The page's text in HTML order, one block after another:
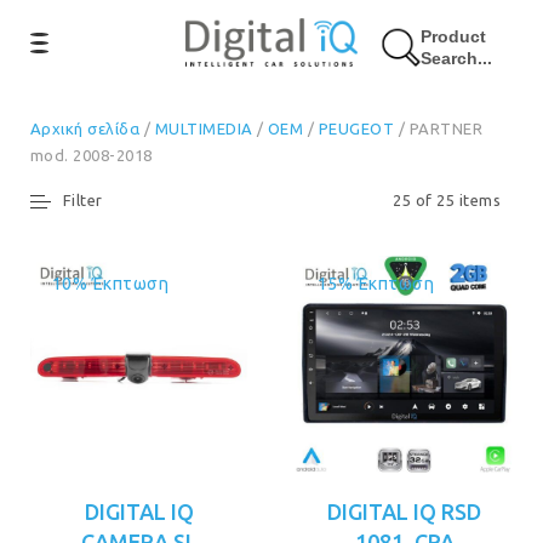
Product
Search...
Αρχική σελίδα / MULTIMEDIA / OEM / PEUGEOT / PARTNER
mod. 2008-2018
25 of 25 items
Filter
10% Έκπτωση
DIGITAL IQ
15% Έκπτωση
DIGITAL IQ RSD